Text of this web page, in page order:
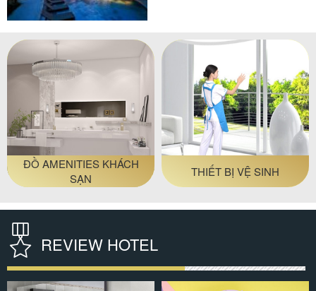
#thiết bị phòng tắm
#thiết bị sảnh - ngoại cảnh
THIẾT BỊ HỘI TRƯỜNG THIẾT BỊ TẦNG
REVIEW HOTEL